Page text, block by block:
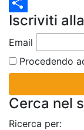
Twitter
Condividi
Iscriviti
Email
Procedendo
Cerca nel
Ricerca per: